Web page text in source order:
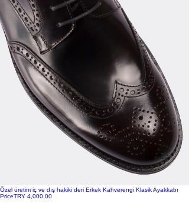
Özel üretim iç ve dış hakiki deri Erkek Kahverengi Klasik Ayakkabı
PriceTRY 4,000.00